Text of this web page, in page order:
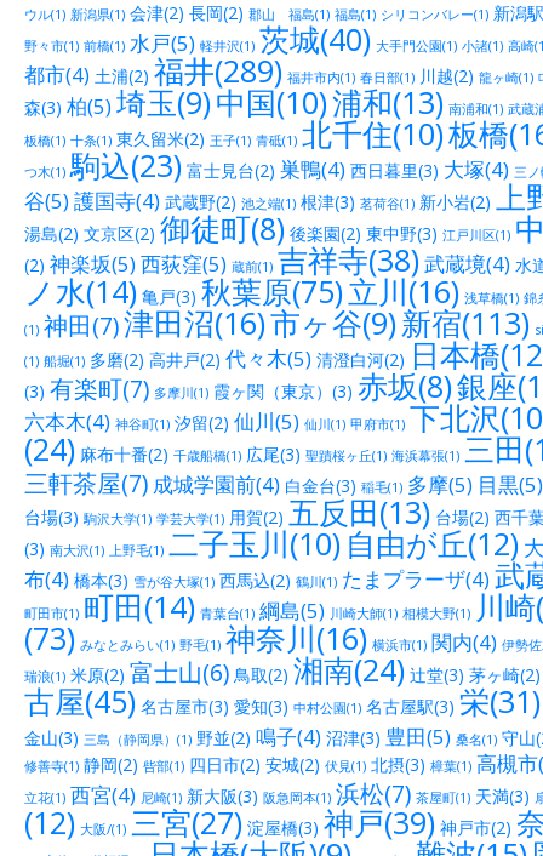
ウル(1) 新潟県(1) 会津(2) 長岡(2) 郡山 福島(1) 福島(1) シリコンバレー(1) 新潟
野々市(1) 前橋(1) 水戸(5) 軽井沢(1) 茨城(40) 大手門公園(1) 小諸(1) 高崎
都市(4) 土浦(2) 福井(289) 福井市内(1) 春日部(1) 川越(2) 龍ヶ崎(1)
森(3) 柏(5)埼玉(9)中国(10)浦和(13) 南浦和(1) 武蔵
板橋(1) 十条(1) 東久留米(2) 王子(1) 青砥(1) 北千住(10)板橋
つ木(1) 駒込(23) 富士見台(2) 巣鴨(4) 西日暮里(3) 大塚(4) 三ノ
谷(5)護国寺(4) 武蔵野(2) 池之端(1) 根津(3) 茗荷谷(1) 新小岩(2) 上
湯島(2) 文京区(2) 御徒町(8) 後楽園(2) 東中野(3) 江戸川区(1)
(2) 神楽坂(5)西荻窪(5) 蔵前(1) 吉祥寺(38)武蔵境(4) 水
ノ水(14) 亀戸(3) 秋葉原(75)立川(16) 浅草橋(1) 錦
(1) 神田(7)津田沼(16)市ヶ谷(9)新宿(113)
(1) 船堀(1) 多磨(2) 高井戸(2) 代々木(5) 清澄白河(2) 日本橋
(3) 有楽町(7) 多摩川(1) 霞ヶ関（東京）(3) 赤坂(8)銀座
六本木(4) 神谷町(1) 汐留(2) 仙川(5) 仙川(1) 甲府市(1) 下北沢
(24) 麻布十番(2) 千歳船橋(1) 広尾(3) 聖蹟桜ヶ丘(1) 海浜幕張(1) 三田
三軒茶屋(7) 成城学園前(4) 白金台(3) 稲毛(1) 多摩(5) 目黒(5)
台場(3) 駒沢大学(1) 学芸大学(1) 用賀(2) 五反田(13) 台場(2) 西千
(3) 南大沢(1) 上野毛(1) 二子玉川(10) 自由が丘(12)
布(4) 橋本(3) 雪が谷大塚(1) 西馬込(2) 鶴川(1) たまプラーザ(4)武
町田市(1) 町田(14) 青葉台(1) 綱島(5) 川崎大師(1) 相模大野(1) 川
(73) みなとみらい(1) 野毛(1) 神奈川(16) 横浜市(1) 関内(4) 伊勢
瑞浪(1) 米原(2) 富士山(6) 鳥取(2) 湘南(24) 辻堂(3) 茅ヶ崎(2)
古屋(45) 名古屋市(3) 愛知(3) 中村公園(1) 名古屋駅(3) 栄(31)
金山(3) 三島（静岡県）(1) 野並(2) 鳴子(4) 沼津(3) 豊田(5) 桑名(1) 守山
修善寺(1) 静岡(2) 呰部(1) 四日市(2) 安城(2) 伏見(1) 北摂(3) 樟葉(1) 高槻市
立花(1) 西宮(4) 尼崎(1) 新大阪(3) 阪急岡本(1) 浜松(7) 茶屋町(1) 天満(3)
(12) 大阪/(1) 三宮(27) 淀屋橋(3) 神戸(39) 神戸市(2)